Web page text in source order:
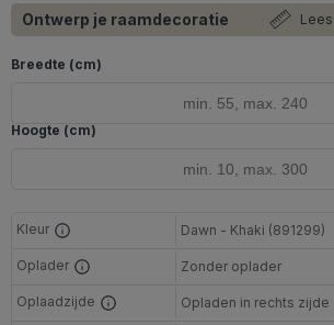
Ontwerp je raamdecoratie
Breedte (cm)
Hoogte (cm)
Kleur Dawn - Khaki (891299)
Oplader Zonder oplader
Oplaadzijde Opladen in rechts zijde